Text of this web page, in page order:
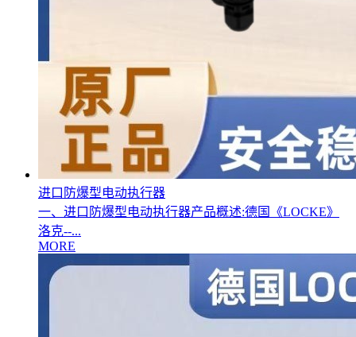
进口防爆型电动执行器
一、进口防爆型电动执行器产品概述:德国《LOCKE》
洛克--...
MORE